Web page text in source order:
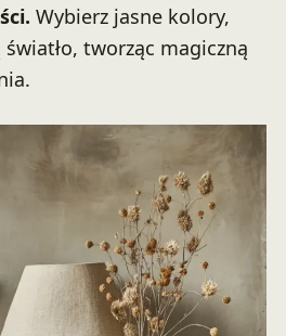
Wybierz jasne kolory,
tworząc magiczną